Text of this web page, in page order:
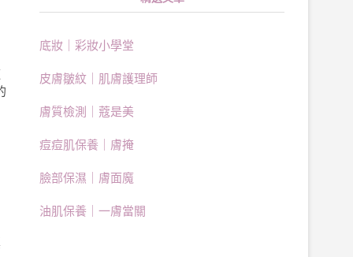
底妝｜彩妝小學堂
皮膚皺紋｜肌膚護理師
膚質檢測｜蔻是美
痘痘肌保養｜膚掩
臉部保濕｜膚面魔
油肌保養｜一膚當關